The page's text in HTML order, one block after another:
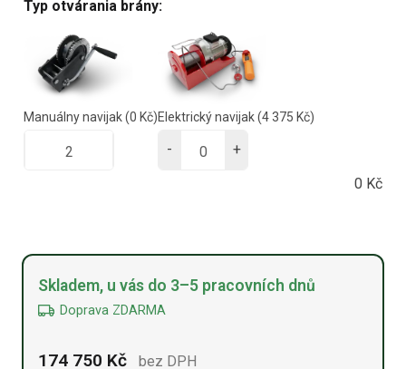
Typ otvárania brány:
Manuálny navijak(0 Kč)Elektrický navijak(4 375 Kč)
-
+
0 Kč
Alternative:
Skladem, u vás do 3–5 pracovních dnů
Doprava ZDARMA
174 750 Kč bez DPH